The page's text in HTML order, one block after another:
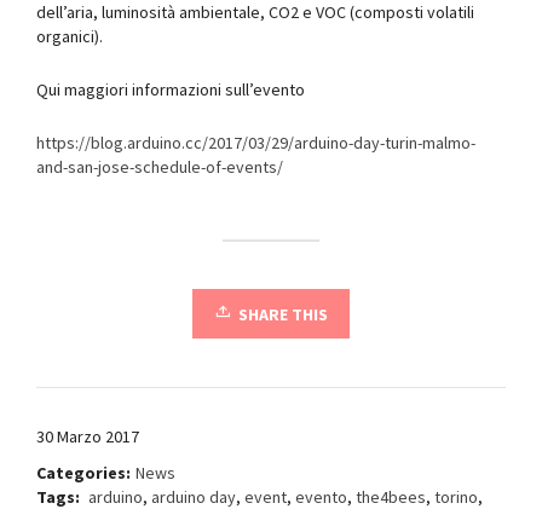
dell’aria, luminosità ambientale, CO2 e VOC (composti volatili
organici).
Qui maggiori informazioni sull’evento
https://blog.arduino.cc/2017/03/29/arduino-day-turin-malmo-
and-san-jose-schedule-of-events/
SHARE THIS
30 Marzo 2017
Categories: News
Tags: arduino, arduino day, event, evento, the4bees, torino,